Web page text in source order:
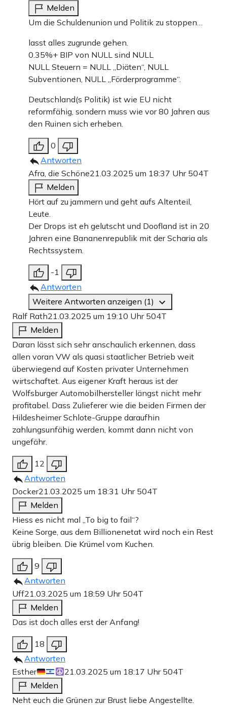
Melden
Um die Schuldenunion und Politik zu stoppen…
lasst alles zugrunde gehen.
0.35%+ BIP von NULL sind NULL
NULL Steuern = NULL „Diäten“, NULL
Subventionen, NULL „Förderprogramme“.
Deutschland(s Politik) ist wie EU nicht
reformfähig, sondern muss wie vor 80 Jahren aus
den Ruinen sich erheben.
0
Antworten
Afra, die Schöne21.03.2025 um 18:37 Uhr 504T
Melden
Hört auf zu jammern und geht aufs Altenteil,
Leute.
Der Drops ist eh gelutscht und Doofland ist in 20
Jahren eine Bananenrepublik mit der Scharia als
Rechtssystem.
-1
Antworten
Weitere Antworten anzeigen (1)
Ralf Rath21.03.2025 um 19:10 Uhr 504T
Melden
Daran lässt sich sehr anschaulich erkennen, dass
allen voran VW als quasi staatlicher Betrieb weit
überwiegend auf Kosten privater Unternehmen
wirtschaftet. Aus eigener Kraft heraus ist der
Wolfsburger Automobilhersteller längst nicht mehr
profitabel. Dass Zulieferer wie die beiden Firmen der
Hildesheimer Schlote-Gruppe daraufhin
zahlungsunfähig werden, kommt dann nicht von
ungefähr.
12
Antworten
Docker21.03.2025 um 18:31 Uhr 504T
Melden
Hiess es nicht mal „To big to fail“?
Keine Sorge, aus dem Billionenetat wird noch ein Rest
übrig bleiben. Die Krümel vom Kuchen.
9
Antworten
Uff21.03.2025 um 18:59 Uhr 504T
Melden
Das ist doch alles erst der Anfang!
18
Antworten
Esther
21.03.2025 um 18:17 Uhr 504T
Melden
Neht euch die Grünen zur Brust liebe Angestellte.